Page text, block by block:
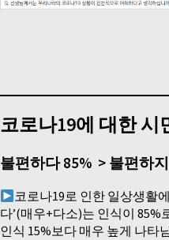
코로나19에 대한 시
불편하다 85% > 불편하
코로나19로 인한 일상생활
다’(매우+다소)는 인식이 85%
인식 15%보다 매우 높게 나타